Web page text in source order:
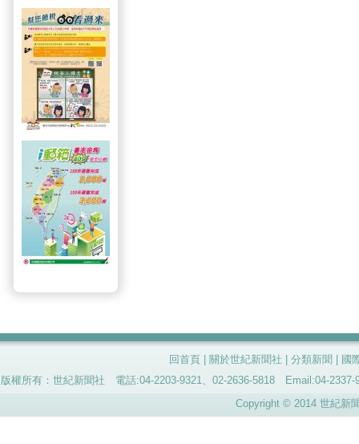
回首頁 關於世紀新聞社 分類新聞
國
版權所有：世紀新聞社 電話:04-2203-9321、02-2636-5818 Email:04-
Copyright © 2014 世紀新